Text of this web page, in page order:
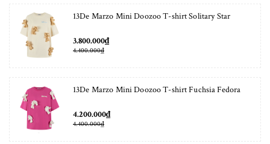
13De Marzo Mini Doozoo T-shirt Solitary Star
3.800.000₫
4.400.000₫
13De Marzo Mini Doozoo T-shirt Fuchsia Fedora
4.200.000₫
4.400.000₫